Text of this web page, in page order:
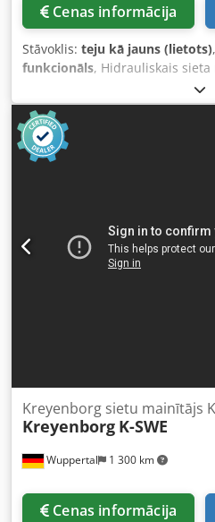
Cenas informācija
Stāvoklis: teju kā jauns (lietots)
funkcionāls, Hidrauliskais
Nordson Pārdošanai tiek
vienvirzuļa sieta mainītājs no
zīmola. Iekārta ir ideāli
var izmantot gan kā klasisko
palaides vārstu. Tehniskie dati:
pārbaudīta un pilnībā darba
risinājums palaides vai
Wuppertal 1 300 km
Kreyenborg sietu mainītājs
Kreyenborg K-SWE
Cenas informācija